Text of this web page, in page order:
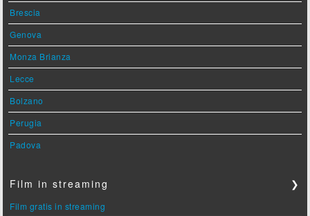
Brescia
Genova
Monza Brianza
Lecce
Bolzano
Perugia
Padova
Film in streaming ❯
Film gratis in streaming